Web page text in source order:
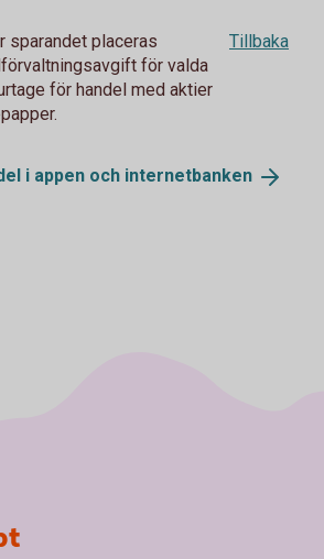
sparandet placeras
för valda
för handel med aktier
Tillbaka
i appen och internetbanken